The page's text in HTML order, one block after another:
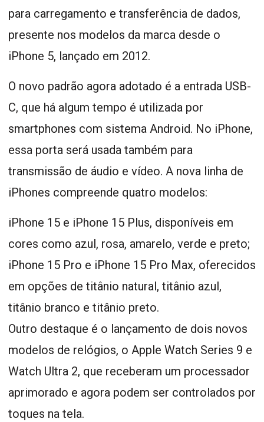
para carregamento e transferência de dados,
presente nos modelos da marca desde o
iPhone 5, lançado em 2012.
O novo padrão agora adotado é a entrada USB-
C, que há algum tempo é utilizada por
smartphones com sistema Android. No iPhone,
essa porta será usada também para
transmissão de áudio e vídeo. A nova linha de
iPhones compreende quatro modelos:
iPhone 15 e iPhone 15 Plus, disponíveis em
cores como azul, rosa, amarelo, verde e preto;
iPhone 15 Pro e iPhone 15 Pro Max, oferecidos
em opções de titânio natural, titânio azul,
titânio branco e titânio preto.
Outro destaque é o lançamento de dois novos
modelos de relógios, o Apple Watch Series 9 e
Watch Ultra 2, que receberam um processador
aprimorado e agora podem ser controlados por
toques na tela.